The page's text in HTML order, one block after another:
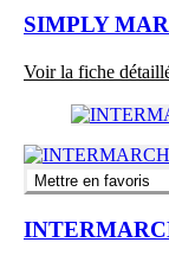
SIMPLY
Voir la fiche
Mettre en favoris